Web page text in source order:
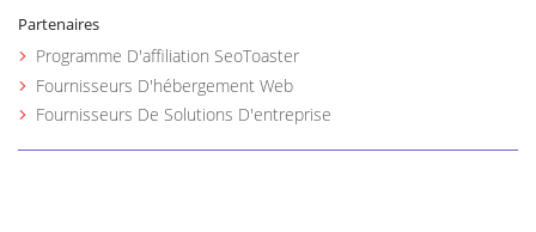
Partenaires
Programme D'affiliation SeoToaster
Fournisseurs D'hébergement Web
Fournisseurs De Solutions D'entreprise